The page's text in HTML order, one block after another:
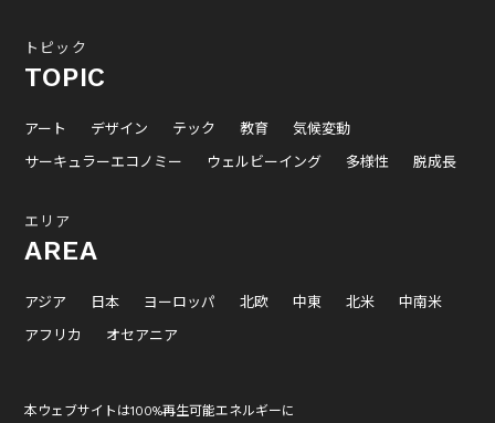
トピック
TOPIC
アート デザイン テック 教育
気候変動
サーキュラーエコノミー
ウェルビーイング 多様性 脱成長
エリア
AREA
アジア 日本 ヨーロッパ 北欧 中東 北米
中南米
アフリカ
オセアニア
本ウェブサイトは100%再生可能エネルギーに